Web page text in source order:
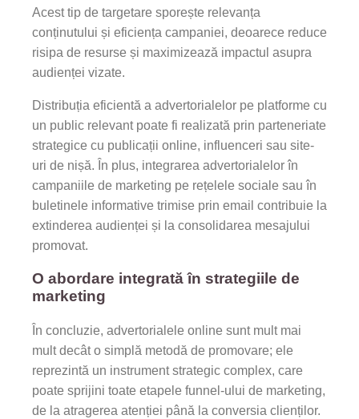
Acest tip de targetare sporește relevanța
conținutului și eficiența campaniei, deoarece reduce
risipa de resurse și maximizează impactul asupra
audienței vizate.
Distribuția eficientă a advertorialelor pe platforme cu
un public relevant poate fi realizată prin parteneriate
strategice cu publicații online, influenceri sau site-
uri de nișă. În plus, integrarea advertorialelor în
campaniile de marketing pe rețelele sociale sau în
buletinele informative trimise prin email contribuie la
extinderea audienței și la consolidarea mesajului
promovat.
O abordare integrată în strategiile de
marketing
În concluzie, advertorialele online sunt mult mai
mult decât o simplă metodă de promovare; ele
reprezintă un instrument strategic complex, care
poate sprijini toate etapele funnel-ului de marketing,
de la atragerea atenției până la conversia clienților.